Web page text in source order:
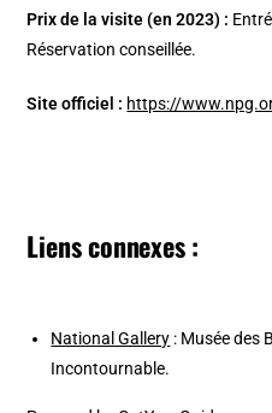
Prix de la visite (en 2023) :
Réservation conseillée.
Site officiel : https://
Liens connexes :
National Gallery : Musée des
Incontournable.